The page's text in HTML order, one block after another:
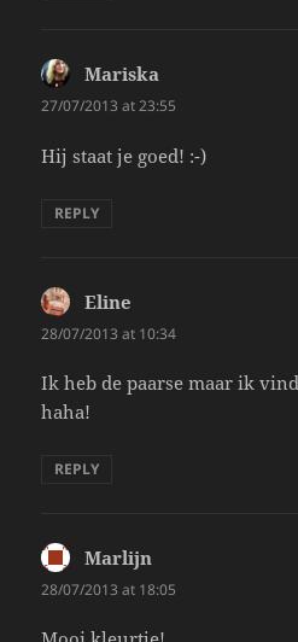
Mariska
27/07/2013 at 23:55
Hij staat je goed! :-)
REPLY
Eline
28/07/2013 at 10:34
Ik heb de paarse maar ik
haha!
REPLY
Marlijn
28/07/2013 at 18:05